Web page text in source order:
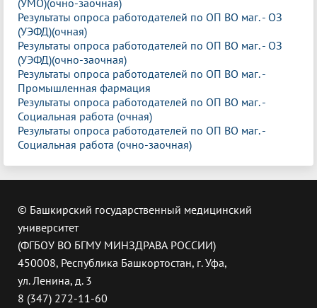
(УМО)(очно-заочная)
Результаты опроса работодателей по ОП ВО маг. - ОЗ
(УЭФД)(очная)
Результаты опроса работодателей по ОП ВО маг. - ОЗ
(УЭФД)(очно-заочная)
Результаты опроса работодателей по ОП ВО маг. -
Промышленная фармация
Результаты опроса работодателей по ОП ВО маг. -
Социальная работа (очная)
Результаты опроса работодателей по ОП ВО маг. -
Социальная работа (очно-заочная)
© Башкирский государственный медицинский
университет
(ФГБОУ ВО БГМУ МИНЗДРАВА РОССИИ)
450008, Республика Башкортостан, г. Уфа,
ул. Ленина, д. 3
8 (347) 272-11-60